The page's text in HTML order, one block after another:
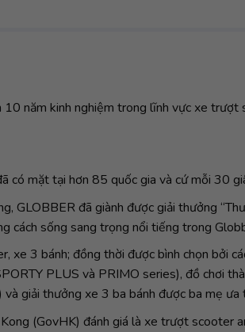
năm kinh nghiệm trong lĩnh vực xe
mặt tại hơn 85 quốc gia và cứ mỗi 30
GLOBBER đã giành được giải thưởng
cách sống sang trọng nổi tiếng trong
3 bánh; đồng thời được bình chọn bởi
PLUS và PRIMO series), đồ chơi
giải thưởng xe 3 ba bánh được ba mẹ
(GovHK) đánh giá là xe trượt